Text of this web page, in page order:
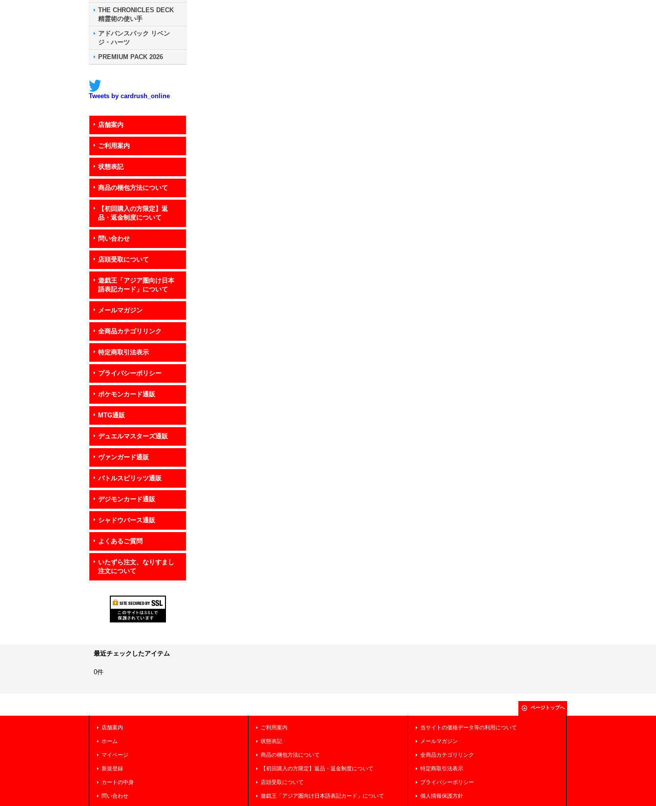
THE CHRONICLES DECK
精霊術の使い手
アドバンスパック リベン
ジ・ハーツ
PREMIUM PACK 2026
Tweets by cardrush_online
店舗案内
ご利用案内
状態表記
商品の梱包方法について
【初回購入の方限定】返
品・返金制度について
問い合わせ
店頭受取について
遊戯王「アジア圏向け日本
語表記カード」について
メールマガジン
全商品カテゴリリンク
特定商取引法表示
プライバシーポリシー
ポケモンカード通販
MTG通販
デュエルマスターズ通販
ヴァンガード通販
バトルスピリッツ通販
デジモンカード通販
シャドウバース通販
よくあるご質問
いたずら注文、なりすまし
注文について
最近チェックしたアイテム
0件
ページトップへ
店舗案内
ホーム
マイページ
新規登録
カートの中身
問い合わせ
ご利用案内
状態表記
商品の梱包方法について
【初回購入の方限定】返品・返金制度について
店頭受取について
遊戯王「アジア圏向け日本語表記カード」について
当サイトの価格データ等の利用について
メールマガジン
全商品カテゴリリンク
特定商取引法表示
プライバシーポリシー
個人情報保護方針